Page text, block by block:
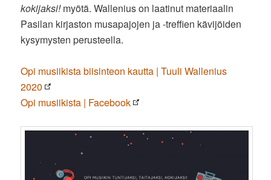
kokijaksi!myötä. Wallenius on laatinut materiaalin
Pasilan kirjaston musapajojen ja -treffien kävijöiden
kysymysten perusteella.
Opi musiikista biisinteon kautta | Tuuli Wallenius
2020
Opi musiikista | Facebook